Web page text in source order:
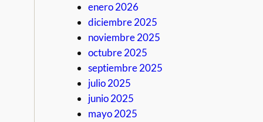
enero 2026
diciembre 2025
noviembre 2025
octubre 2025
septiembre 2025
julio 2025
junio 2025
mayo 2025